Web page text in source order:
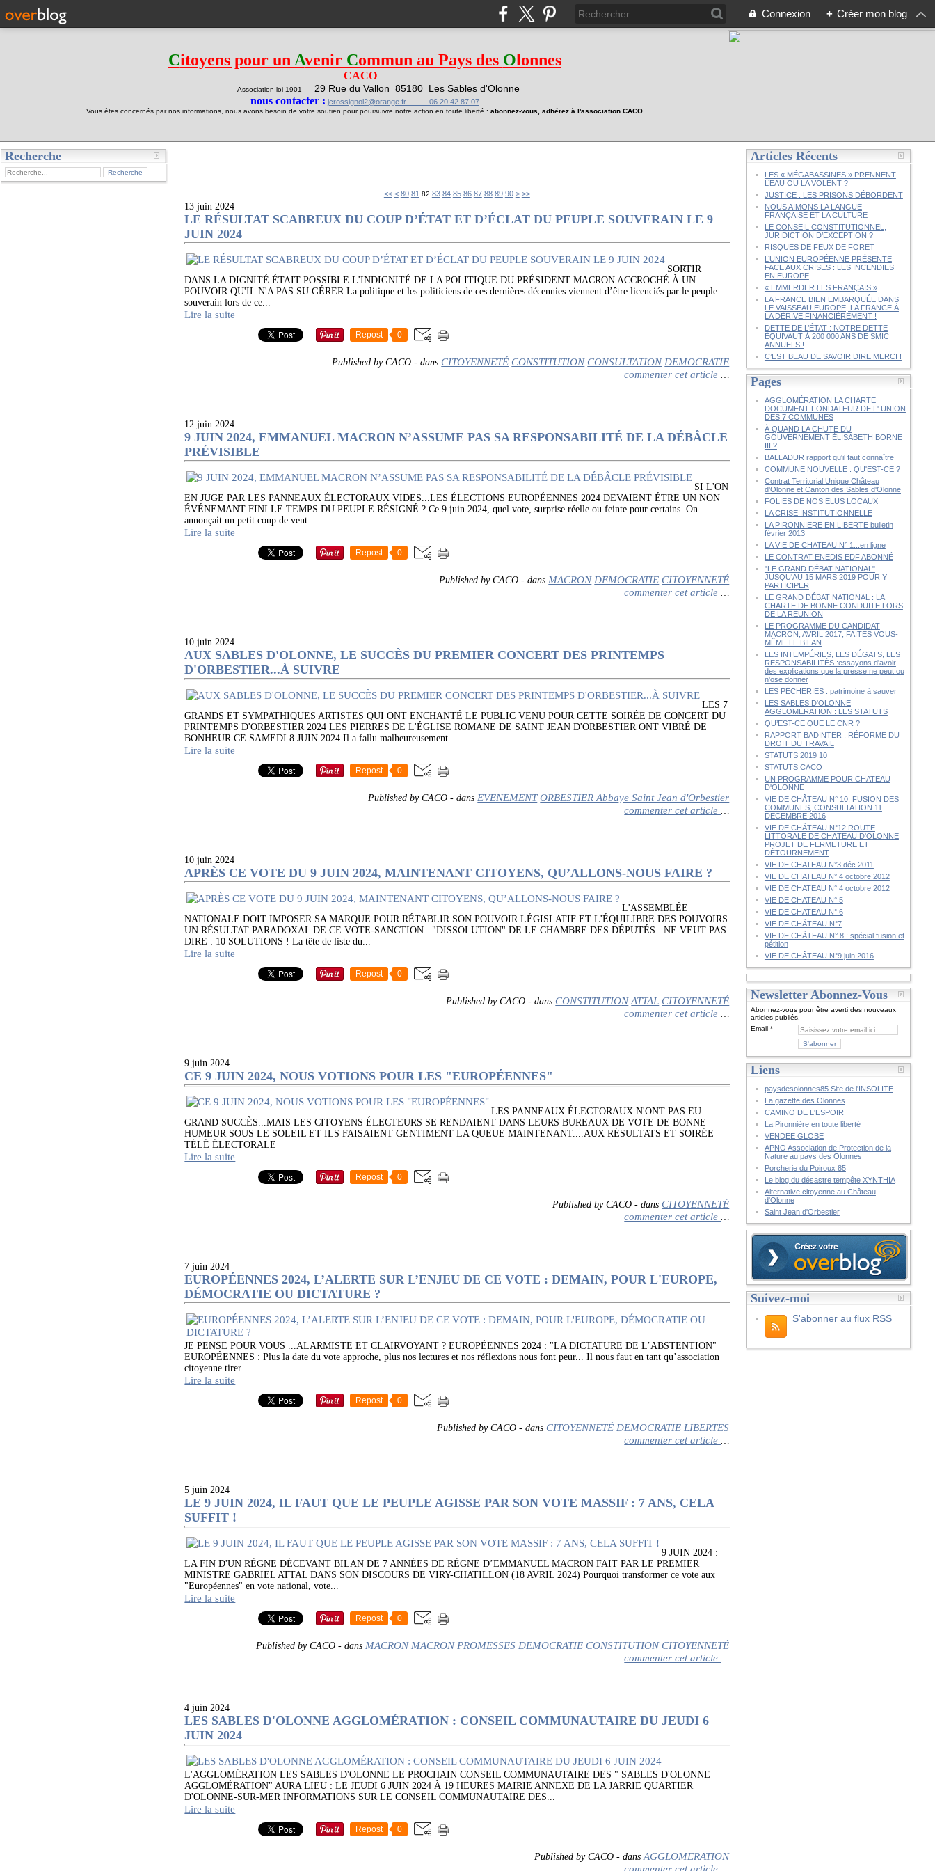
Connexion + Créer mon blog
Citoyens pour un Avenir Commun au Pays des Olonnes
CACO
Association loi 1901 29 Rue du Vallon 85180 Les Sables d'Olonne
nous contacter : jcrossignol2@orange.fr 06 20 42 87 07
Vous êtes concernés par nos informations, nous avons besoin de votre soutien pour poursuivre notre action en toute liberté : abonnez-vous, adhérez à l'association CACO
Recherche
<< < 10
20
30
40
50
60
70
80 81 82 83 84 85 86 87 88 89 90 100
200
300
400
500
600
700
> >>
13 juin 2024
LE RÉSULTAT SCABREUX DU COUP D’ÉTAT ET D’ÉCLAT DU PEUPLE SOUVERAIN LE 9
JUIN 2024
SORTIR
DANS LA DIGNITÉ ÉTAIT POSSIBLE L'INDIGNITÉ DE LA POLITIQUE DU PRÉSIDENT MACRON ACCROCHÉ À UN
POUVOIR QU'IL N'A PAS SU GÉRER La politique et les politiciens de ces dernières décennies viennent d’être licenciés par le peuple
souverain lors de ce...
Lire la suite
Repost 0
Published by CACO - dans CITOYENNETÉ CONSTITUTION CONSULTATION DEMOCRATIE
commenter cet article …
12 juin 2024
9 JUIN 2024, EMMANUEL MACRON N’ASSUME PAS SA RESPONSABILITÉ DE LA DÉBÂCLE
PRÉVISIBLE
SI L'ON
EN JUGE PAR LES PANNEAUX ÉLECTORAUX VIDES...LES ÉLECTIONS EUROPÉENNES 2024 DEVAIENT ÉTRE UN NON
ÉVÉNEMANT FINI LE TEMPS DU PEUPLE RÉSIGNÉ ? Ce 9 juin 2024, quel vote, surprise réelle ou feinte pour certains. On
annonçait un petit coup de vent...
Lire la suite
Repost 0
Published by CACO - dansMACRON DEMOCRATIE CITOYENNETÉ
commenter cet article …
10 juin 2024
AUX SABLES D'OLONNE, LE SUCCÈS DU PREMIER CONCERT DES PRINTEMPS
D'ORBESTIER...À SUIVRE
LES 7
GRANDS ET SYMPATHIQUES ARTISTES QUI ONT ENCHANTÉ LE PUBLIC VENU POUR CETTE SOIRÉE DE CONCERT DU
PRINTEMPS D'ORBESTIER 2024 LES PIERRES DE L'ÉGLISE ROMANE DE SAINT JEAN D'ORBESTIER ONT VIBRÉ DE
BONHEUR CE SAMEDI 8 JUIN 2024 Il a fallu malheureusement...
Lire la suite
Repost 0
Published by CACO - dansEVENEMENT ORBESTIER Abbaye Saint Jean d'Orbestier
commenter cet article …
10 juin 2024
APRÈS CE VOTE DU 9 JUIN 2024, MAINTENANT CITOYENS, QU’ALLONS-NOUS FAIRE ?
L'ASSEMBLÉE
NATIONALE DOIT IMPOSER SA MARQUE POUR RÉTABLIR SON POUVOIR LÉGISLATIF ET L'ÉQUILIBRE DES POUVOIRS
UN RÉSULTAT PARADOXAL DE CE VOTE-SANCTION : "DISSOLUTION" DE LE CHAMBRE DES DÉPUTÉS...NE VEUT PAS
DIRE : 10 SOLUTIONS ! La tête de liste du...
Lire la suite
Repost 0
Published by CACO - dans CONSTITUTION ATTAL CITOYENNETÉ
commenter cet article …
9 juin 2024
CE 9 JUIN 2024, NOUS VOTIONS POUR LES "EUROPÉENNES"
LES PANNEAUX ÉLECTORAUX N'ONT PAS EU
GRAND SUCCÈS...MAIS LES CITOYENS ÉLECTEURS SE RENDAIENT DANS LEURS BUREAUX DE VOTE DE BONNE
HUMEUR SOUS LE SOLEIL ET ILS FAISAIENT GENTIMENT LA QUEUE MAINTENANT....AUX RÉSULTATS ET SOIRÉE
TÉLÉ ÉLECTORALE
Lire la suite
Repost 0
Published by CACO - dans CITOYENNETÉ
commenter cet article …
7 juin 2024
EUROPÉENNES 2024, L’ALERTE SUR L’ENJEU DE CE VOTE : DEMAIN, POUR L'EUROPE,
DÉMOCRATIE OU DICTATURE ?
JE PENSE POUR VOUS ...ALARMISTE ET CLAIRVOYANT ? EUROPÉENNES 2024 : "LA DICTATURE DE L’ABSTENTION"
EUROPÉENNES : Plus la date du vote approche, plus nos lectures et nos réflexions nous font peur... Il nous faut en tant qu’association
citoyenne tirer...
Lire la suite
Repost 0
Published by CACO - dans CITOYENNETÉ DEMOCRATIE LIBERTES
commenter cet article …
5 juin 2024
LE 9 JUIN 2024, IL FAUT QUE LE PEUPLE AGISSE PAR SON VOTE MASSIF : 7 ANS, CELA
SUFFIT !
9 JUIN 2024 :
LA FIN D'UN RÈGNE DÉCEVANT BILAN DE 7 ANNÉES DE RÈGNE D’EMMANUEL MACRON FAIT PAR LE PREMIER
MINISTRE GABRIEL ATTAL DANS SON DISCOURS DE VIRY-CHATILLON (18 AVRIL 2024) Pourquoi transformer ce vote aux
"Européennes" en vote national, vote...
Lire la suite
Repost 0
Published by CACO - dansMACRON MACRON PROMESSES DEMOCRATIE CONSTITUTION CITOYENNETÉ
commenter cet article …
4 juin 2024
LES SABLES D'OLONNE AGGLOMÉRATION : CONSEIL COMMUNAUTAIRE DU JEUDI 6
JUIN 2024
L'AGGLOMÉRATION LES SABLES D'OLONNE LE PROCHAIN CONSEIL COMMUNAUTAIRE DES " SABLES D'OLONNE
AGGLOMÉRATION" AURA LIEU : LE JEUDI 6 JUIN 2024 À 19 HEURES MAIRIE ANNEXE DE LA JARRIE QUARTIER
D'OLONNE-SUR-MER INFORMATIONS SUR LE CONSEIL COMMUNAUTAIRE DES...
Lire la suite
Repost 0
Published by CACO - dansAGGLOMERATION
commenter cet article
Articles Récents
LES « MÉGABASSINES » PRENNENT
L’EAU OU LA VOLENT ?
JUSTICE : LES PRISONS DÉBORDENT
NOUS AIMONS LA LANGUE
FRANÇAISE ET LA CULTURE
LE CONSEIL CONSTITUTIONNEL,
JURIDICTION D’EXCEPTION ?
RISQUES DE FEUX DE FORET
L’UNION EUROPÉENNE PRÉSENTE
FACE AUX CRISES : LES INCENDIES
EN EUROPE
« EMMERDER LES FRANÇAIS »
LA FRANCE BIEN EMBARQUÉE DANS
LE VAISSEAU EUROPE, LA FRANCE À
LA DÉRIVE FINANCIÈREMENT !
DETTE DE L’ÉTAT : NOTRE DETTE
ÉQUIVAUT À 200 000 ANS DE SMIC
ANNUELS !
C’EST BEAU DE SAVOIR DIRE MERCI !
Pages
AGGLOMÉRATION LA CHARTE
DOCUMENT FONDATEUR DE L' UNION
DES 7 COMMUNES
À QUAND LA CHUTE DU
GOUVERNEMENT ÉLISABETH BORNE
III ?
BALLADUR rapport qu'il faut connaître
COMMUNE NOUVELLE : QU'EST-CE ?
Contrat Territorial Unique Château
d'Olonne et Canton des Sables d'Olonne
FOLIES DE NOS ELUS LOCAUX
LA CRISE INSTITUTIONNELLE
LA PIRONNIERE EN LIBERTE bulletin
février 2013
LA VIE DE CHATEAU N° 1...en ligne
LE CONTRAT ENEDIS EDF ABONNÉ
"LE GRAND DÉBAT NATIONAL"
JUSQU'AU 15 MARS 2019 POUR Y
PARTICIPER
LE GRAND DÉBAT NATIONAL : LA
CHARTE DE BONNE CONDUITE LORS
DE LA RÉUNION
LE PROGRAMME DU CANDIDAT
MACRON, AVRIL 2017, FAITES VOUS-
MÊME LE BILAN
LES INTEMPÉRIES, LES DÉGATS, LES
RESPONSABILITÉS :essayons d'avoir
des explications que la presse ne peut ou
n'ose donner
LES PECHERIES : patrimoine à sauver
LES SABLES D'OLONNE
AGGLOMÉRATION : LES STATUTS
QU’EST-CE QUE LE CNR ?
RAPPORT BADINTER : RÉFORME DU
DROIT DU TRAVAIL
STATUTS 2019 10
STATUTS CACO
UN PROGRAMME POUR CHATEAU
D'OLONNE
VIE DE CHÂTEAU N° 10, FUSION DES
COMMUNES, CONSULTATION 11
DÉCEMBRE 2016
VIE DE CHÂTEAU N°12 ROUTE
LITTORALE DE CHÂTEAU D'OLONNE
PROJET DE FERMETURE ET
DÉTOURNEMENT
VIE DE CHATEAU N°3 déc 2011
VIE DE CHATEAU N° 4 octobre 2012
VIE DE CHATEAU N° 4 octobre 2012
VIE DE CHATEAU N° 5
VIE DE CHATEAU N° 6
VIE DE CHÂTEAU N°7
VIE DE CHÂTEAU N° 8 : spécial fusion et
pétition
VIE DE CHÂTEAU N°9 juin 2016
Newsletter Abonnez-Vous
Abonnez-vous pour être averti des nouveaux
articles publiés.
Email
Liens
paysdesolonnes85 Site de l'INSOLITE
La gazette des Olonnes
CAMINO DE L'ESPOIR
La Pironnière en toute liberté
VENDEE GLOBE
APNO Association de Protection de la
Nature au pays des Olonnes
Porcherie du Poiroux 85
Le blog du désastre tempête XYNTHIA
Alternative citoyenne au Château
d'Olonne
Saint Jean d'Orbestier
Suivez-moi
S'abonner au flux RSS